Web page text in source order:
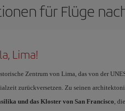
für Flüge
Lima!
Zentrum von Lima, das von der
zurückversetzen. Zu seinen
und das Kloster von San Francisco, die